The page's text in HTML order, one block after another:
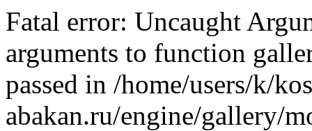
Fatal error: Uncaught
arguments to function
passed in /home/users/k/
abakan.ru/engine/gallery/